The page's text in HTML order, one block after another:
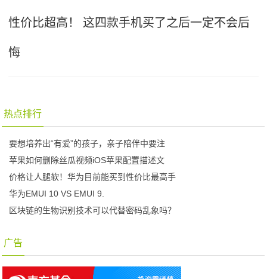
性价比超高！ 这四款手机买了之后一定不会后
悔
热点排行
要想培养出“有爱”的孩子，亲子陪伴中要注
苹果如何删除丝瓜视频iOS苹果配置描述文
价格让人腿软！华为目前能买到性价比最高手
华为EMUI 10 VS EMUI 9.
区块链的生物识别技术可以代替密码乱象吗？
广告